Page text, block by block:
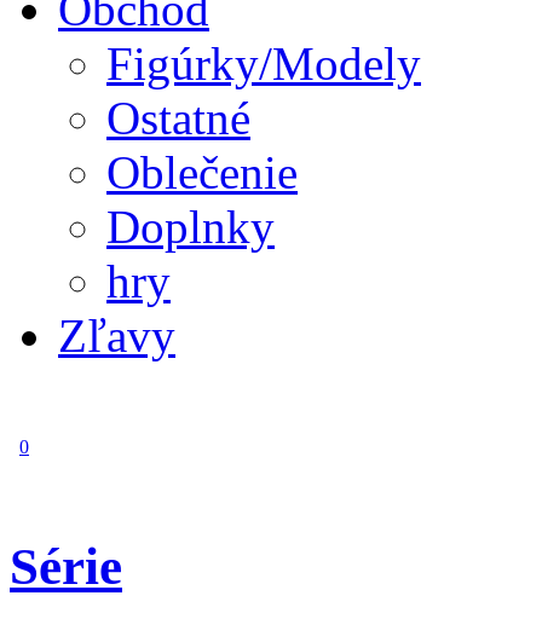
Figúrky/Modely
Ostatné
Oblečenie
Doplnky
hry
Zľavy
0
Série